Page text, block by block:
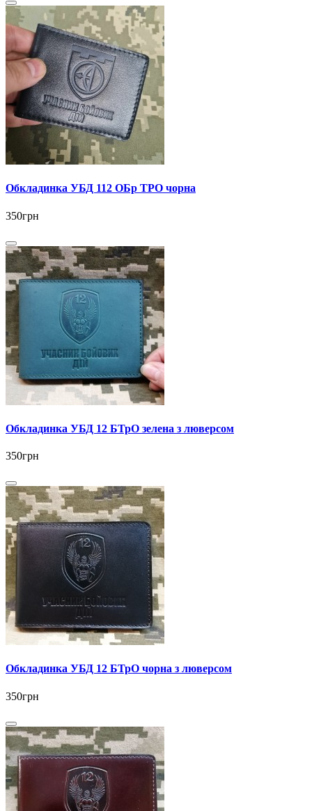
Обкладинка УБД 112 ОБр ТРО чорна
350грн
Обкладинка УБД 12 БТрО зелена з люверсом
350грн
Обкладинка УБД 12 БТрО чорна з люверсом
350грн